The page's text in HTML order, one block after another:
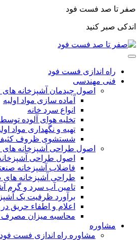
صفر تا صد فست فود
اندکی صبر کنید
راه اندازی فست فود
فنی مهندسی
اصول چیدمان آشپزخانه
آماده سازی مواد اولیه
انواع سرد خانه
تخلیه هوای آلوده
تهیه و نگهداری مواد
شستشوی ظروف
اصول طراحی آشپزخانه
اصول طراحی
فاضلاب آشپزخانه
طراحی آشپزخانه های
تامین آب سرد و گرم
برآورد ظرفیت یک
اعلام و اطفاء حریق
محاسبه میزان مصرف
مشاوره
مشاوره راه اندازی فست فود